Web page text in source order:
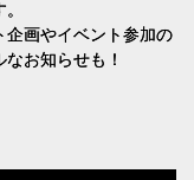
企画やイベント参加の
なお知らせも！